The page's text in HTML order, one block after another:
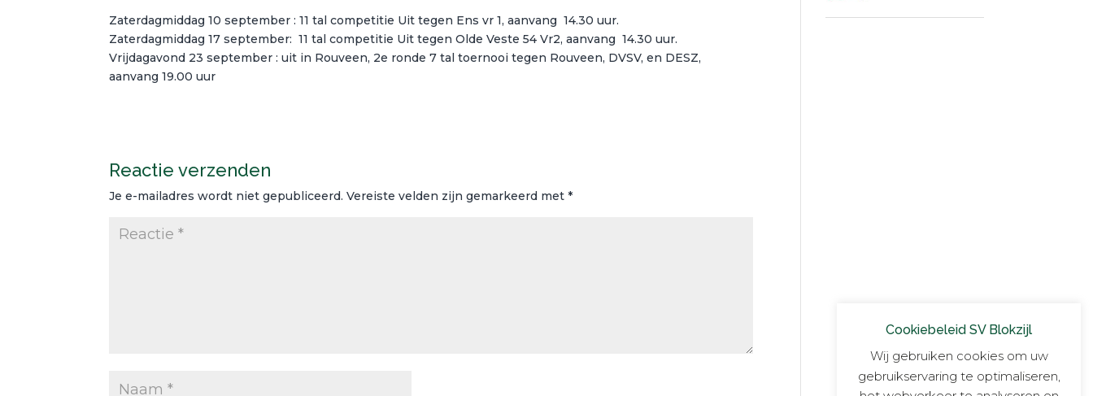
Zaterdagmiddag 10 september : 11 tal competitie Uit tegen Ens vr 1, aanvang 14.30 uur.
Zaterdagmiddag 17 september: 11 tal competitie Uit tegen Olde Veste 54 Vr2, aanvang 14.30 uur.
Vrijdagavond 23 september : uit in Rouveen, 2e ronde 7 tal toernooi tegen Rouveen, DVSV, en DESZ,
aanvang 19.00 uur
Reactie verzenden
Je e-mailadres wordt niet gepubliceerd. Vereiste velden zijn gemarkeerd met*
Cookiebeleid SV Blokzijl
Wij gebruiken cookies om uw
gebruikservaring te optimaliseren,